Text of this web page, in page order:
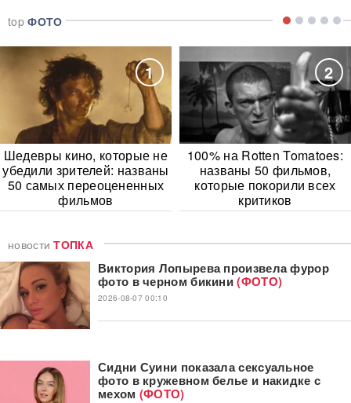
topФОТО
1
Шедевры кино, которые не
убедили зрителей: названы
50 самых переоцененных
фильмов
2
100% на Rotten Tomatoes:
названы 50 фильмов,
которые покорили всех
критиков
новостиТОПКА
Виктория Лопырева произвела фурор
фото в черном бикини(ФОТО)
2026-08-07 00:10
Сидни Суини показала сексуальное
фото в кружевном белье и накидке с
мехом (ФОТО)